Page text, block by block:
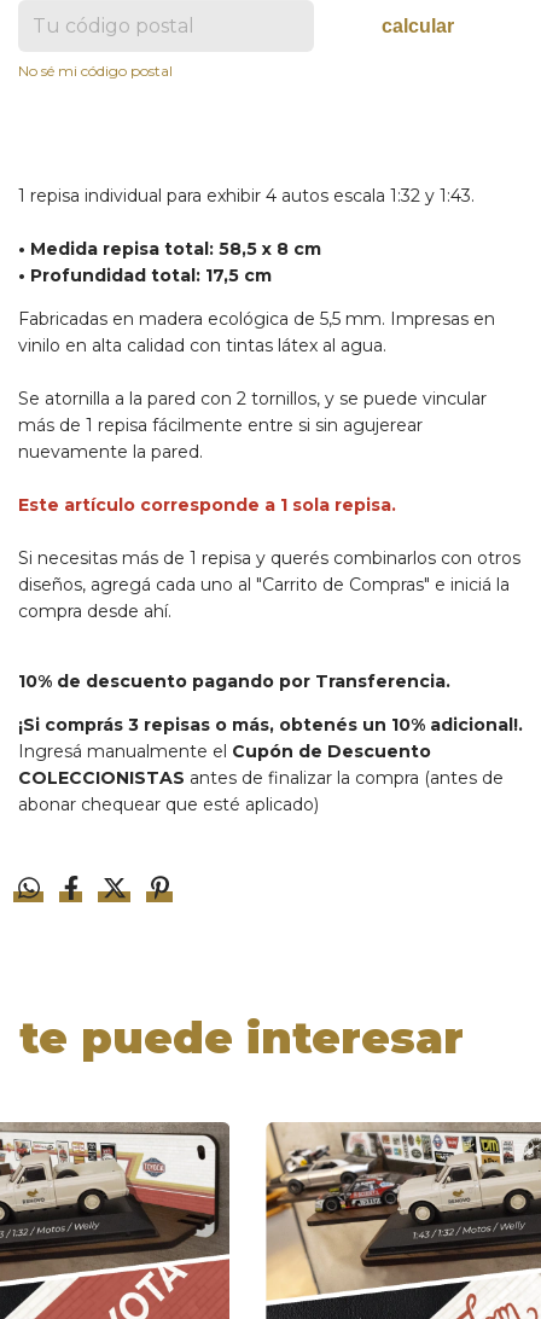
calcular
No sé mi código postal
1 repisa individual para exhibir 4 autos escala 1:32 y 1:43.
• Medida repisa total: 58,5 x 8 cm
• Profundidad total: 17,5 cm
Fabricadas en madera ecológica de 5,5 mm. Impresas en
vinilo en alta calidad con tintas látex al agua.
Se atornilla a la pared con 2 tornillos, y se puede vincular
más de 1 repisa fácilmente entre si sin agujerear
nuevamente la pared.
Este artículo corresponde a 1 sola repisa.
Si necesitas más de 1 repisa y querés combinarlos con otros
diseños, agregá cada uno al "Carrito de Compras" e iniciá la
compra desde ahí.
10% de descuento pagando por Transferencia.
¡Si comprás 3 repisas o más, obtenés un 10% adicional!.
Ingresá manualmente el Cupón de Descuento
COLECCIONISTAS antes de finalizar la compra (antes de
abonar chequear que esté aplicado)
te puede interesar